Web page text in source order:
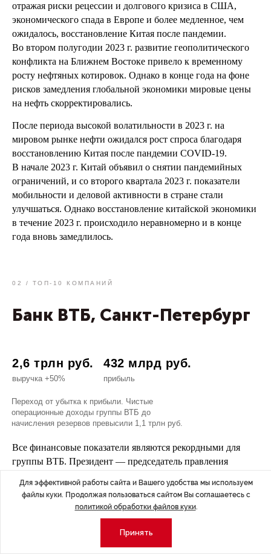
отражая риски рецессии и долгового кризиса в США,
экономического спада в Европе и более медленное, чем
ожидалось, восстановление Китая после пандемии.
Во втором полугодии 2023 г. развитие геополитического
конфликта на Ближнем Востоке привело к временному
росту нефтяных котировок. Однако в конце года на фоне
рисков замедления глобальной экономики мировые цены
на нефть скорректировались.
После периода высокой волатильности в 2023 г. на
мировом рынке нефти ожидался рост спроса благодаря
восстановлению Китая после пандемии COVID-19.
В начале 2023 г. Китай объявил о снятии пандемийных
ограничений, и со второго квартала 2023 г. показатели
мобильности и деловой активности в стране стали
улучшаться. Однако восстановление китайской экономики
в течение 2023 г. происходило неравномерно и в конце
года вновь замедлилось.
02 / ТОП-10 КОМПАНИЙ
Банк ВТБ, Санкт-Петербург
выручка +50% прибыль
2,6 трлн руб. 432 млрд руб.
Переход от убытка к прибыли. Чистые
операционные доходы группы ВТБ до
начисления резервов превысили 1,1 трлн руб.
Все финансовые показатели являются рекордными для
группы ВТБ. Президент — председатель правления
2023 г. стал знаменательным по целому ряду показателей:
рекордный уровень чистой прибыли, высокий уровень
операционной эффективности, рост кредитного портфеля
во всех сегментах, лидерство по рынку по приросту
активной клиентской базы, значимое продвижение в
Для эффективной работы сайта и Вашего удобства мы используем
файлы куки. Продолжая пользоваться сайтом Вы соглашаетесь с
политикой обработки файлов куки.
Принять